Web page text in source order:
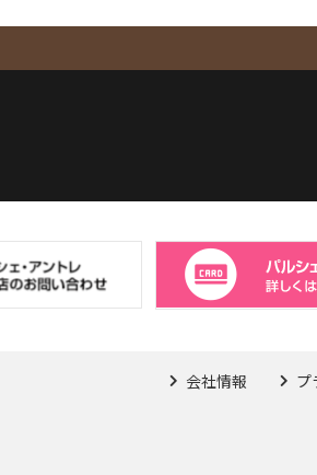
ンツ
期間
内容
会社情報 プ